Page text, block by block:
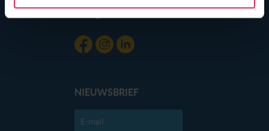
gebruik van hun services. Wil je niet dat dit gebeurt? Pas
dan hieronder jouw voorkeuren aan. Goed om te weten:
je kunt jouw voorkeuren altijd aanpassen. Klik daarvoor
op de lichtblauwe knop linksonder in beeld en kies voor
kunnen ontvangen en verwerken.
NIEUWSBRIEF